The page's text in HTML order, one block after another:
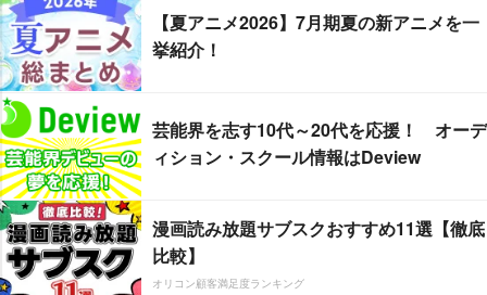
【夏アニメ2026】7月期夏の新アニメを一
挙紹介！
芸能界を志す10代～20代を応援！ オーデ
ィション・スクール情報はDeview
漫画読み放題サブスクおすすめ11選【徹底
比較】
オリコン顧客満足度ランキング